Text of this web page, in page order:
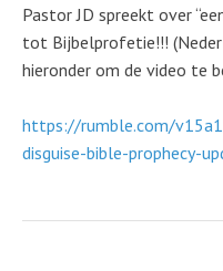
Pastor JD spreekt over
tot Bijbelprofetie!!!
hieronder om de video te
https://rumble.com/
disguise-bible-prophecy-